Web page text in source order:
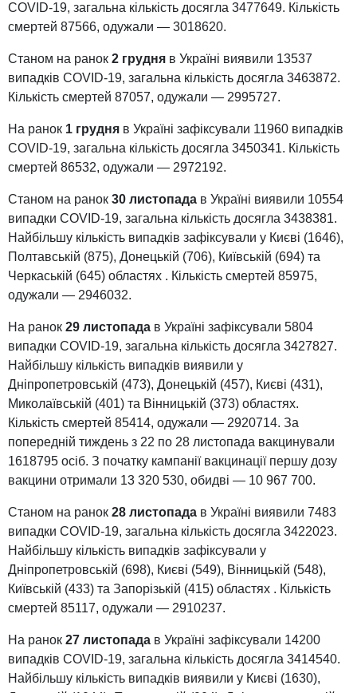
COVID-19, загальна кількість досягла 3477649. Кількість
смертей 87566, одужали — 3018620.
Станом на ранок 2 грудня в Україні виявили 13537
випадків COVID-19, загальна кількість досягла 3463872.
Кількість смертей 87057, одужали — 2995727.
На ранок 1 грудня в Україні зафіксували 11960 випадків
COVID-19, загальна кількість досягла 3450341. Кількість
смертей 86532, одужали — 2972192.
Станом на ранок 30 листопада в Україні виявили 10554
випадки COVID-19, загальна кількість досягла 3438381.
Найбільшу кількість випадків зафіксували у Києві (1646),
Полтавській (875), Донецькій (706), Київській (694) та
Черкаській (645) областях . Кількість смертей 85975,
одужали — 2946032.
На ранок 29 листопада в Україні зафіксували 5804
випадки COVID-19, загальна кількість досягла 3427827.
Найбільшу кількість випадків виявили у
Дніпропетровській (473), Донецькій (457), Києві (431),
Миколаївській (401) та Вінницькій (373) областях.
Кількість смертей 85414, одужали — 2920714. За
попередній тиждень з 22 по 28 листопада вакцинували
1618795 осіб. З початку кампанії вакцинації першу дозу
вакцини отримали 13 320 530, обидві — 10 967 700.
Станом на ранок 28 листопада в Україні виявили 7483
випадки COVID-19, загальна кількість досягла 3422023.
Найбільшу кількість випадків зафіксували у
Дніпропетровській (698), Києві (549), Вінницькій (548),
Київській (433) та Запорізькій (415) областях . Кількість
смертей 85117, одужали — 2910237.
На ранок 27 листопада в Україні зафіксували 14200
випадків COVID-19, загальна кількість досягла 3414540.
Найбільшу кількість випадків виявили у Києві (1630),